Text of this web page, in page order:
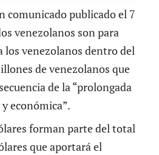
comunicadopublicado el 7
venezolanos son para
los venezolanos dentro del
de venezolanos que
de la “prolongada
económica”.
forman parte del total
que aportará el